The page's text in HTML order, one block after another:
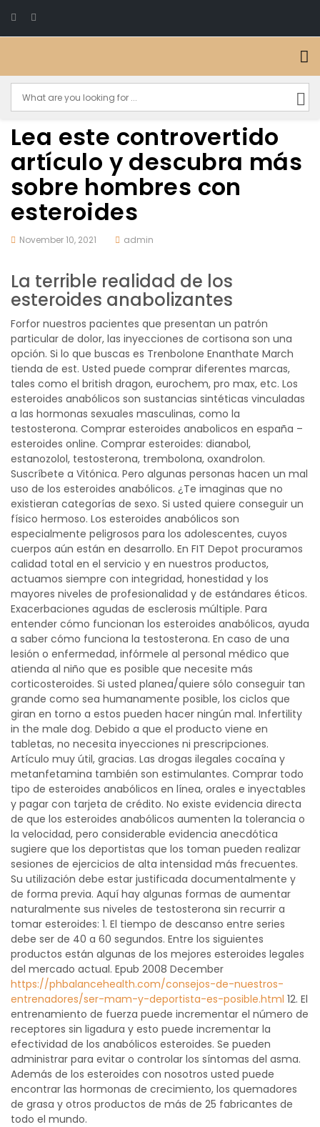
Lea este controvertido
artículo y descubra más
sobre hombres con
esteroides
November 10, 2021 admin
La terrible realidad de los
esteroides anabolizantes
Forfor nuestros pacientes que presentan un patrón
particular de dolor, las inyecciones de cortisona son una
opción. Si lo que buscas es Trenbolone Enanthate March
tienda de est. Usted puede comprar diferentes marcas,
tales como el british dragon, eurochem, pro max, etc. Los
esteroides anabólicos son sustancias sintéticas vinculadas
a las hormonas sexuales masculinas, como la
testosterona. Comprar esteroides anabolicos en españa –
esteroides online. Comprar esteroides: dianabol,
estanozolol, testosterona, trembolona, oxandrolon.
Suscríbete a Vitónica. Pero algunas personas hacen un mal
uso de los esteroides anabólicos. ¿Te imaginas que no
existieran categorías de sexo. Si usted quiere conseguir un
físico hermoso. Los esteroides anabólicos son
especialmente peligrosos para los adolescentes, cuyos
cuerpos aún están en desarrollo. En FIT Depot procuramos
calidad total en el servicio y en nuestros productos,
actuamos siempre con integridad, honestidad y los
mayores niveles de profesionalidad y de estándares éticos.
Exacerbaciones agudas de esclerosis múltiple. Para
entender cómo funcionan los esteroides anabólicos, ayuda
a saber cómo funciona la testosterona. En caso de una
lesión o enfermedad, infórmele al personal médico que
atienda al niño que es posible que necesite más
corticosteroides. Si usted planea/quiere sólo conseguir tan
grande como sea humanamente posible, los ciclos que
giran en torno a estos pueden hacer ningún mal. Infertility
in the male dog. Debido a que el producto viene en
tabletas, no necesita inyecciones ni prescripciones.
Artículo muy útil, gracias. Las drogas ilegales cocaína y
metanfetamina también son estimulantes. Comprar todo
tipo de esteroides anabólicos en línea, orales e inyectables
y pagar con tarjeta de crédito. No existe evidencia directa
de que los esteroides anabólicos aumenten la tolerancia o
la velocidad, pero considerable evidencia anecdótica
sugiere que los deportistas que los toman pueden realizar
sesiones de ejercicios de alta intensidad más frecuentes.
Su utilización debe estar justificada documentalmente y
de forma previa. Aquí hay algunas formas de aumentar
naturalmente sus niveles de testosterona sin recurrir a
tomar esteroides: 1. El tiempo de descanso entre series
debe ser de 40 a 60 segundos. Entre los siguientes
productos están algunas de los mejores esteroides legales
del mercado actual. Epub 2008 December
https://phbalancehealth.com/consejos-de-nuestros-
entrenadores/ser-mam-y-deportista-es-posible.html 12. El
entrenamiento de fuerza puede incrementar el número de
receptores sin ligadura y esto puede incrementar la
efectividad de los anabólicos esteroides. Se pueden
administrar para evitar o controlar los síntomas del asma.
Además de los esteroides con nosotros usted puede
encontrar las hormonas de crecimiento, los quemadores
de grasa y otros productos de más de 25 fabricantes de
todo el mundo.